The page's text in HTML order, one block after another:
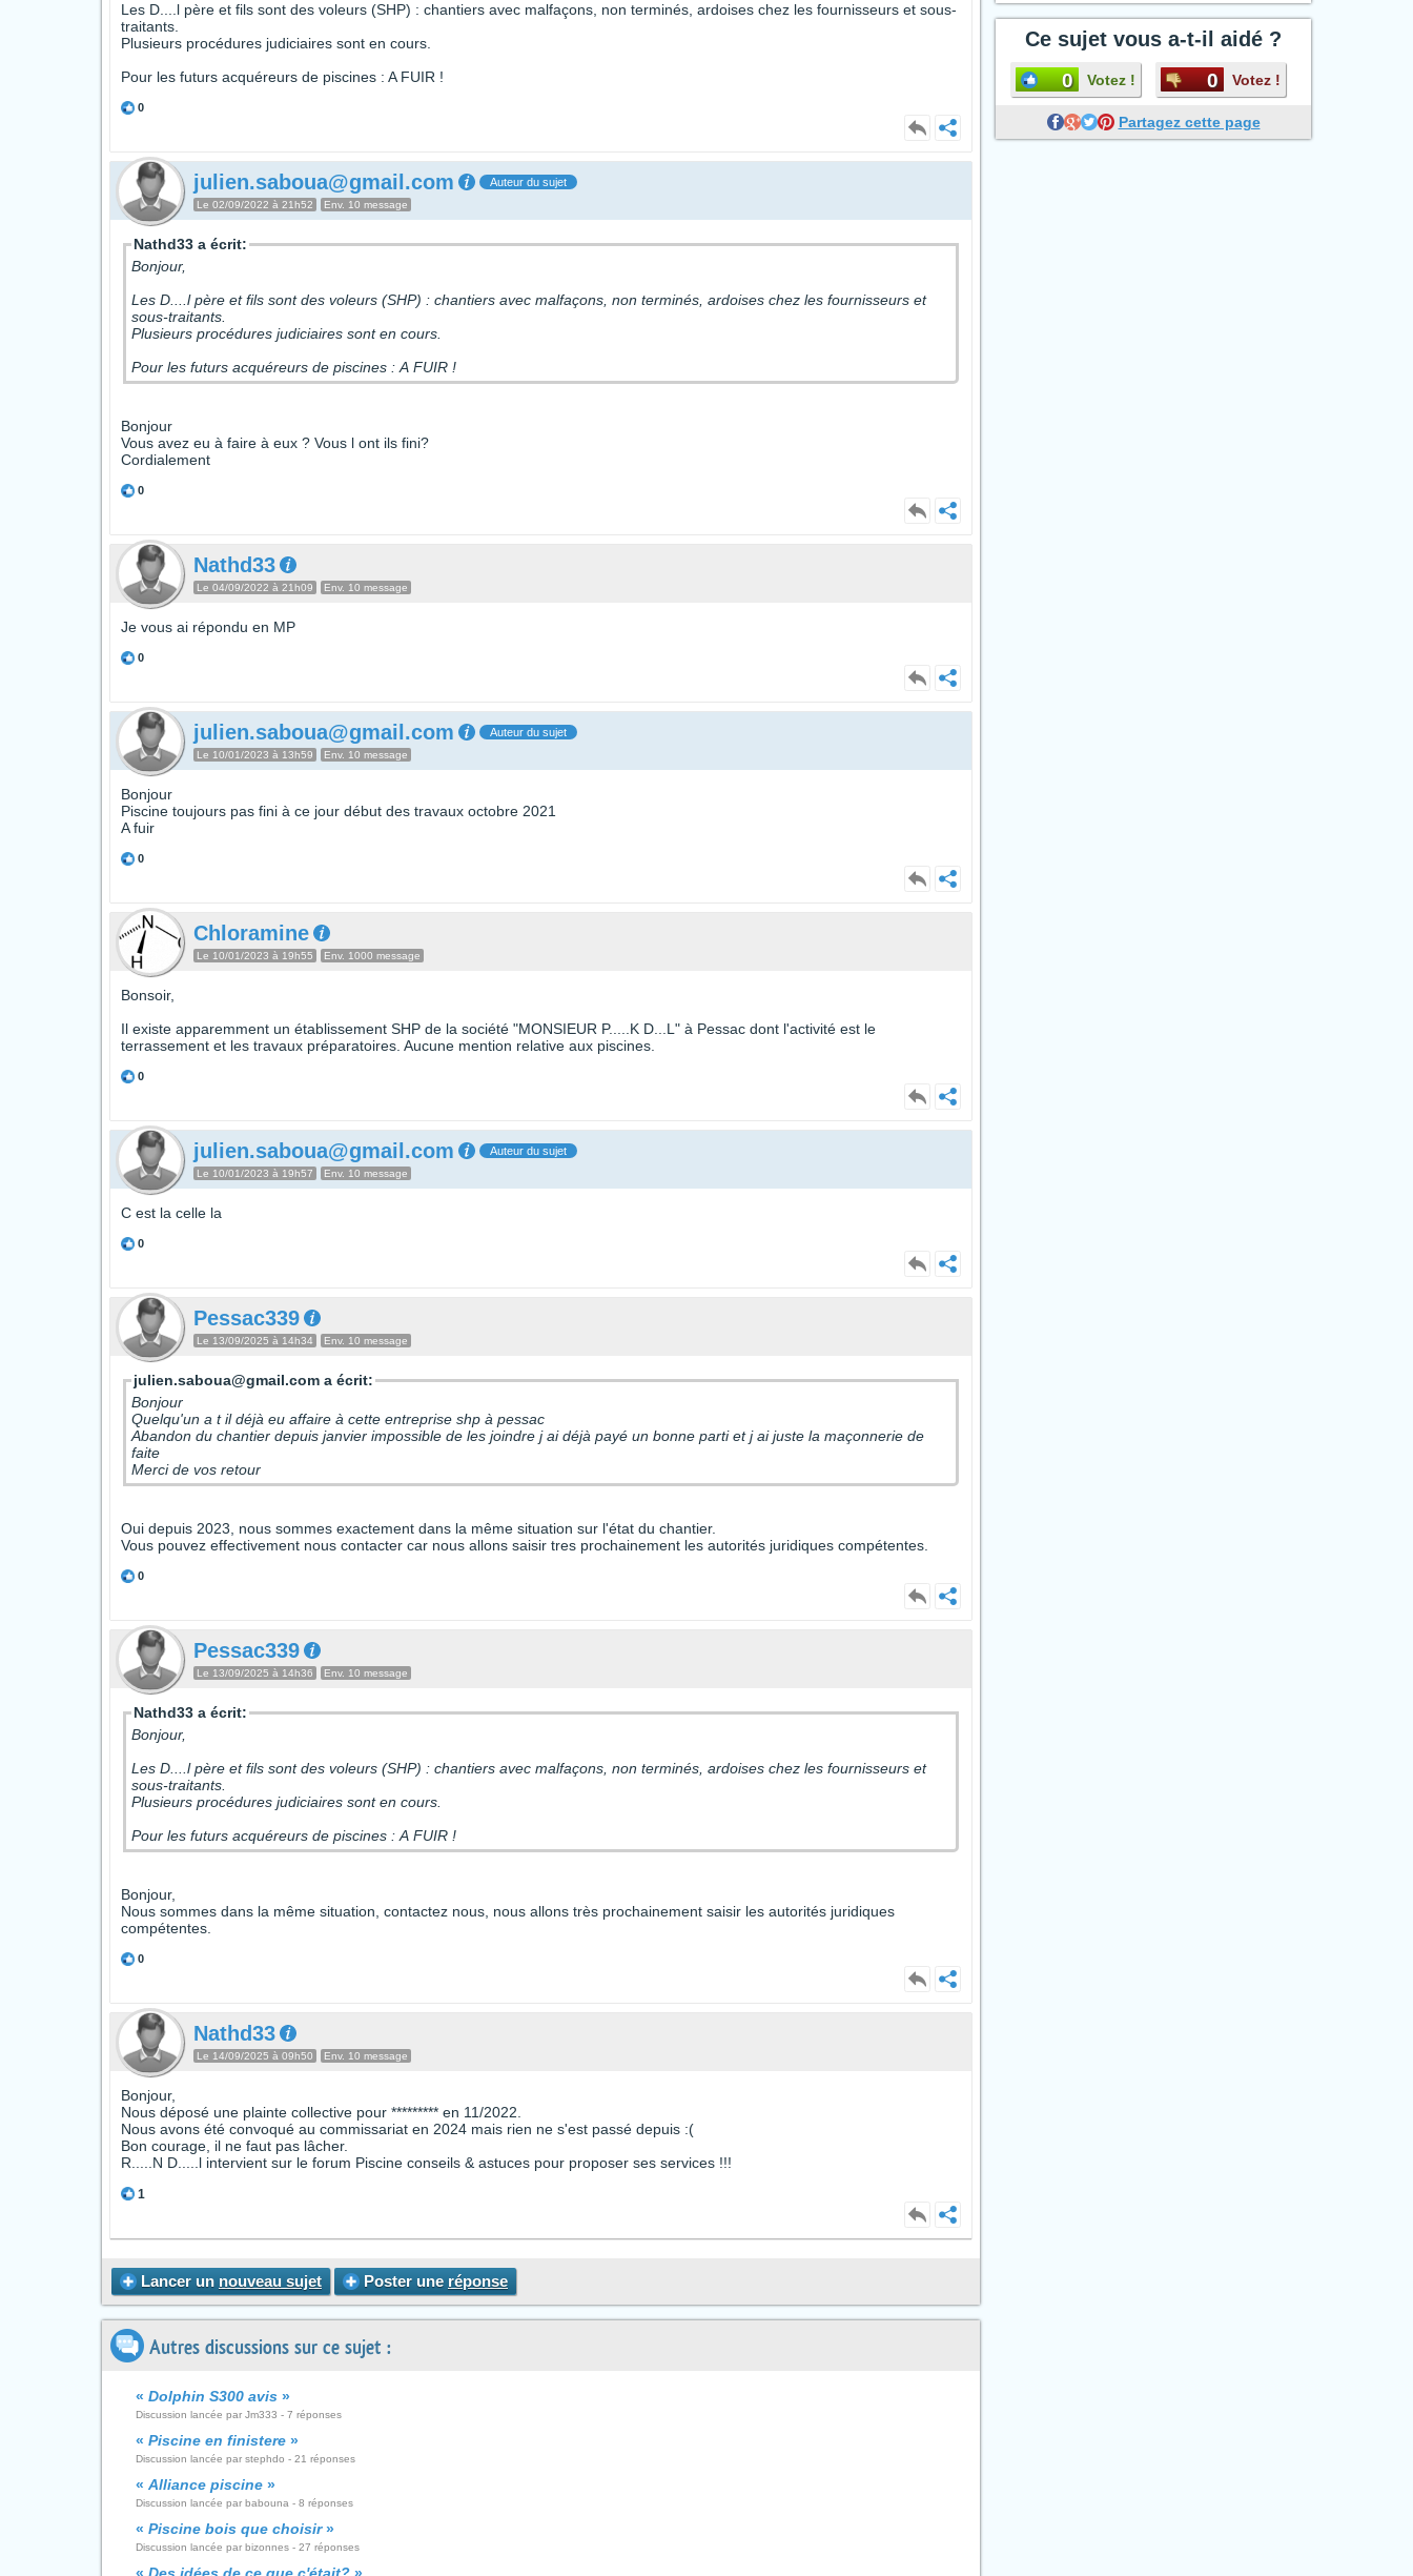
Les D....l père et fils sont des voleurs (SHP) : chantiers avec malfaçons, non terminés, ardoises chez les fournisseurs et sous-
traitants.
Plusieurs procédures judiciaires sont en cours.
Pour les futurs acquéreurs de piscines : A FUIR !
0
julien.saboua@gmail.com Auteur du sujet
Le 02/09/2022 à 21h52 Env. 10 message
Nathd33 a écrit:
Bonjour,
Les D....l père et fils sont des voleurs (SHP) : chantiers avec malfaçons, non terminés, ardoises chez les fournisseurs et
sous-traitants.
Plusieurs procédures judiciaires sont en cours.
Pour les futurs acquéreurs de piscines : A FUIR !
Bonjour
Vous avez eu à faire à eux ? Vous l ont ils fini?
Cordialement
0
Nathd33
Le 04/09/2022 à 21h09 Env. 10 message
Je vous ai répondu en MP
0
julien.saboua@gmail.com Auteur du sujet
Le 10/01/2023 à 13h59 Env. 10 message
Bonjour
Piscine toujours pas fini à ce jour début des travaux octobre 2021
A fuir
0
Chloramine
Le 10/01/2023 à 19h55 Env. 1000 message
Bonsoir,
Il existe apparemment un établissement SHP de la société "MONSIEUR P.....K D...L" à Pessac dont l'activité est le
terrassement et les travaux préparatoires. Aucune mention relative aux piscines.
0
julien.saboua@gmail.com Auteur du sujet
Le 10/01/2023 à 19h57 Env. 10 message
C est la celle la
0
Pessac339
Le 13/09/2025 à 14h34 Env. 10 message
julien.saboua@gmail.com a écrit:
Bonjour
Quelqu'un a t il déjà eu affaire à cette entreprise shp à pessac
Abandon du chantier depuis janvier impossible de les joindre j ai déjà payé un bonne parti et j ai juste la maçonnerie de
faite
Merci de vos retour
Oui depuis 2023, nous sommes exactement dans la même situation sur l'état du chantier.
Vous pouvez effectivement nous contacter car nous allons saisir tres prochainement les autorités juridiques compétentes.
0
Pessac339
Le 13/09/2025 à 14h36 Env. 10 message
Nathd33 a écrit:
Bonjour,
Les D....l père et fils sont des voleurs (SHP) : chantiers avec malfaçons, non terminés, ardoises chez les fournisseurs et
sous-traitants.
Plusieurs procédures judiciaires sont en cours.
Pour les futurs acquéreurs de piscines : A FUIR !
Bonjour,
Nous sommes dans la même situation, contactez nous, nous allons très prochainement saisir les autorités juridiques
compétentes.
0
Nathd33
Le 14/09/2025 à 09h50 Env. 10 message
Bonjour,
Nous déposé une plainte collective pour ********* en 11/2022.
Nous avons été convoqué au commissariat en 2024 mais rien ne s'est passé depuis :(
Bon courage, il ne faut pas lâcher.
R.....N D.....l intervient sur le forum Piscine conseils & astuces pour proposer ses services !!!
1
Lancer un nouveau sujet Poster une réponse
Autres discussions sur ce sujet :
« Dolphin S300 avis »
Discussion lancée par Jm333 - 7 réponses
« Piscine en finistere »
Discussion lancée par stephdo - 21 réponses
« Alliance piscine »
Discussion lancée par babouna - 8 réponses
« Piscine bois que choisir»
Discussion lancée par bizonnes - 27 réponses
Ce sujet vous a-t-il aidé ?
0 Votez ! 0 Votez !
Partagez cette page